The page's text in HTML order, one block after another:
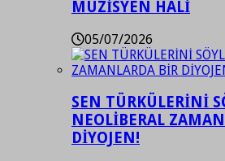
MÜZİSYEN HÂLİ
05/07/2026
SEN TÜRKÜLERİNİ
NEOLİBERAL
DİYOJEN!